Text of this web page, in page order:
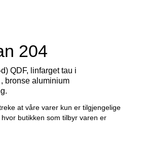
204
QDF, linfarget tau i
bronse aluminium
at våre varer kun er tilgjengelige
butikken som tilbyr varen er